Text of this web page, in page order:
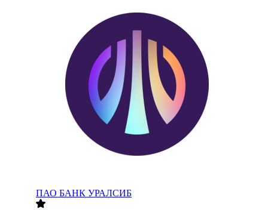
ПАО БАНК УРАЛСИБ